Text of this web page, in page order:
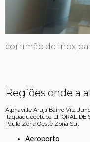
corrimão de inox
Regiões onde a
Alphaville Arujá Bairro Vila
Itaquaquecetuba LITORAL DE
Paulo Zona Oeste Zona Sul
Aeroporto